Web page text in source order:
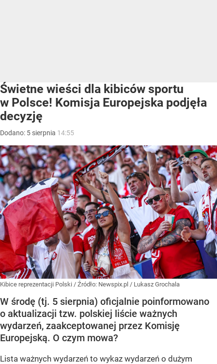
Świetne wieści dla kibiców sportu
w Polsce! Komisja Europejska podjęła
decyzję
Dodano: 5 sierpnia 14:55
Kibice reprezentacji Polski / Źródło: Newspix.pl / Lukasz Grochala
W środę (tj. 5 sierpnia) oficjalnie poinformowano
o aktualizacji tzw. polskiej liście ważnych
wydarzeń, zaakceptowanej przez Komisję
Europejską. O czym mowa?
Lista ważnych wydarzeń to wykaz wydarzeń o dużym